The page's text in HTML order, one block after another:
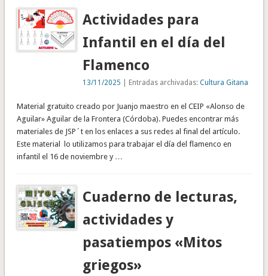
Actividades para
Infantil en el día del
Flamenco
13/11/2025 | Entradas archivadas:Cultura Gitana
Material gratuito creado por Juanjo maestro en el CEIP «Alonso de
Aguilar» Aguilar de la Frontera (Córdoba). Puedes encontrar más
materiales de JSP´t en los enlaces a sus redes al final del artículo.
Este material lo utilizamos para trabajar el día del flamenco en
infantil el 16 de noviembre y …
Cuaderno de lecturas,
actividades y
pasatiempos «Mitos
griegos»